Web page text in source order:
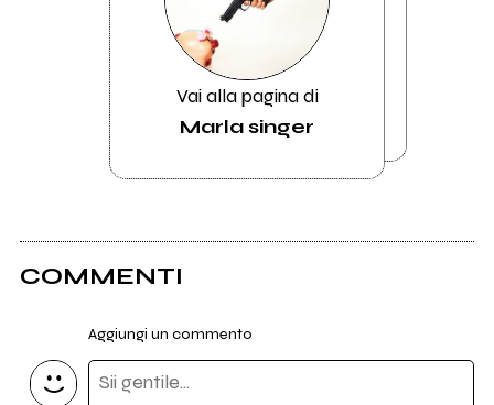
Vai alla pagina di
Marla singer
COMMENTI
Aggiungi un commento